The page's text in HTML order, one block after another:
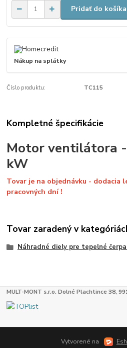
Pridať do košíka
Nákup na splátky
Číslo produktu: TC115
Kompletné špecifikácie
Motor ventilátora
kW
Tovar je na objednávku - dodacia
pracovných dní !
Tovar zaradený v
Náhradné diely pre tepelné
MULT-MONT s.r.o. Dolné Plachtince 38,
Vytvorené na